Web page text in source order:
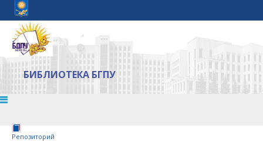
Белорусский государственный педагогический университет имени
Максима Танка
БИБЛИОТЕКА БГПУ
Репозиторий